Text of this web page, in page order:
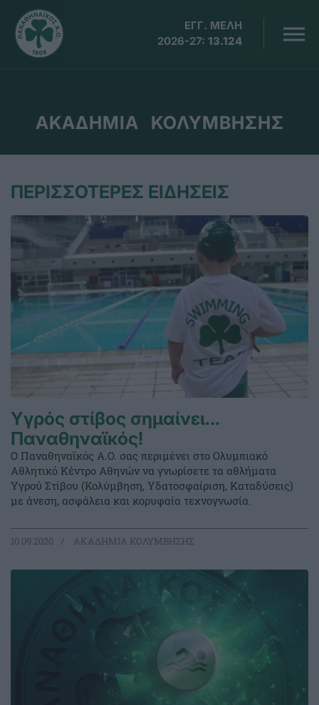
ΕΓΓ. ΜΕΛΗ
2026-27: 13.124
ΑΚΑΔΗΜΙΑ ΚΟΛΥΜΒΗΣΗΣ
ΠΕΡΙΣΣΟΤΕΡΕΣ ΕΙΔΗΣΕΙΣ
Υγρός στίβος σημαίνει…
Παναθηναϊκός!
Ο Παναθηναϊκός A.O. σας περιμένει στο Ολυμπιακό
Αθλητικό Κέντρο Αθηνών να γνωρίσετε τα αθλήματα
Υγρού Στίβου (Κολύμβηση, Υδατοσφαίριση, Καταδύσεις)
με άνεση, ασφάλεια και κορυφαία τεχνογνωσία.
10.09.2020 ΑΚΑΔΗΜΙΑ ΚΟΛΥΜΒΗΣΗΣ